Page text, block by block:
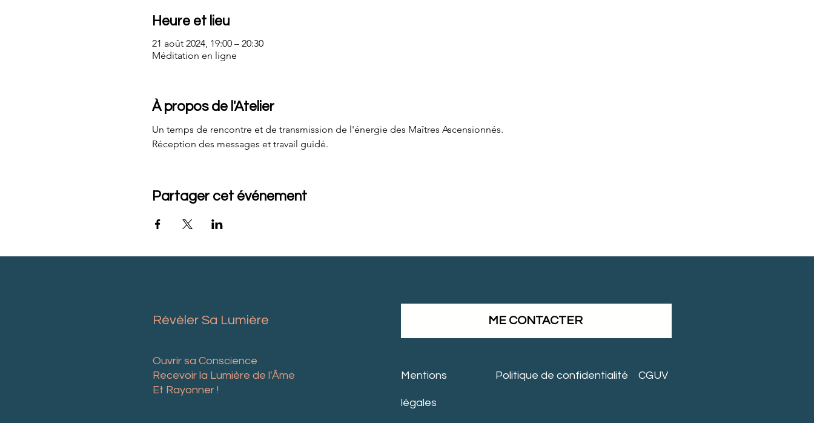
Heure et lieu
21 août 2024, 19:00 – 20:30
Méditation en ligne
À propos de l'Atelier
Un temps de rencontre et de transmission de l'énergie des Maîtres Ascensionnés.
Réception des messages et travail guidé.
Partager cet événement
Révéler Sa Lumière
Ouvrir sa Conscience
Recevoir la Lumière de l'Âme
Et Rayonner !
ME CONTACTER
Mentions
légales
Politique de confidentialité CGUV